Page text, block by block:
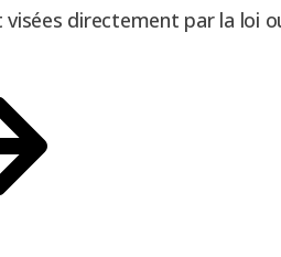
directement par la loi